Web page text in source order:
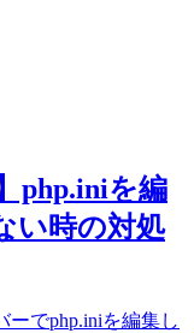
php.iniを編
い時の対処
ーでphp.iniを編集し